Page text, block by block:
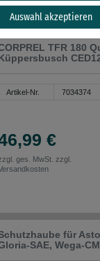
TFR 180
Artikel-Nr. 7034374
€
ges. MwSt. zzgl.
für
SAE, Wega-
Auswahl akzeptieren